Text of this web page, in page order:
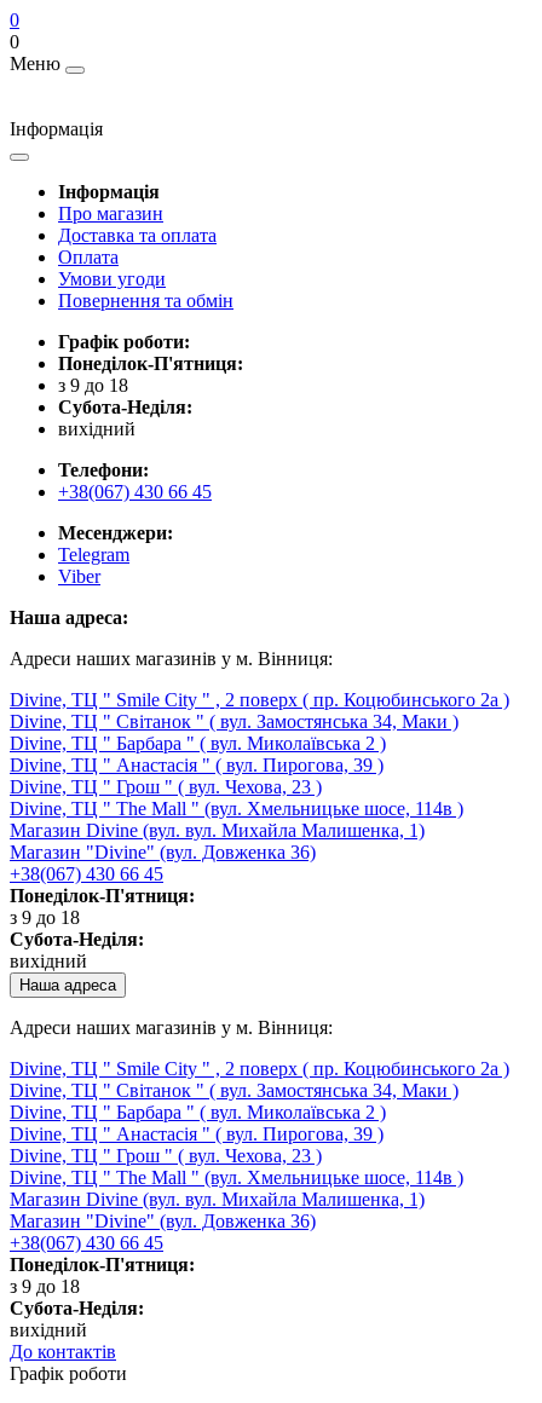
0
0
Меню
Інформація
Інформація
Про магазин
Доставка та оплата
Оплата
Умови угоди
Повернення та обмін
Графік роботи:
Понеділок-П'ятниця:
з 9 до 18
Субота-Неділя:
вихідний
Телефони:
+38(067) 430 66 45
Месенджери:
Telegram
Viber
Наша адреса:
Адреси наших магазинів у м. Вінниця:
Divine, ТЦ " Smile City " , 2 поверх ( пр. Коцюбинського 2а )
Divine, ТЦ " Світанок " ( вул. Замостянська 34, Маки )
Divine, ТЦ " Барбара " ( вул. Миколаївська 2 )
Divine, ТЦ " Анастасія " ( вул. Пирогова, 39 )
Divine, ТЦ " Грош " ( вул. Чехова, 23 )
Divine, ТЦ " The Mall " (вул. Хмельницьке шосе, 114в )
Магазин Divine (вул. вул. Михайла Малишенка, 1)
Магазин "Divine" (вул. Довженка 36)
+38(067) 430 66 45
Понеділок-П'ятниця:
з 9 до 18
Субота-Неділя:
вихідний
Наша адреса
Адреси наших магазинів у м. Вінниця:
Divine, ТЦ " Smile City " , 2 поверх ( пр. Коцюбинського 2а )
Divine, ТЦ " Світанок " ( вул. Замостянська 34, Маки )
Divine, ТЦ " Барбара " ( вул. Миколаївська 2 )
Divine, ТЦ " Анастасія " ( вул. Пирогова, 39 )
Divine, ТЦ " Грош " ( вул. Чехова, 23 )
Divine, ТЦ " The Mall " (вул. Хмельницьке шосе, 114в )
Магазин Divine (вул. вул. Михайла Малишенка, 1)
Магазин "Divine" (вул. Довженка 36)
+38(067) 430 66 45
Понеділок-П'ятниця:
з 9 до 18
Субота-Неділя:
вихідний
До контактів
Графік роботи